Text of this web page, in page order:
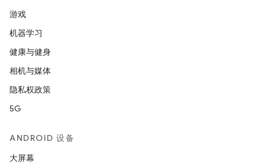
游戏
机器学习
健康与健身
相机与媒体
隐私权政策
5G
ANDROID 设备
大屏幕